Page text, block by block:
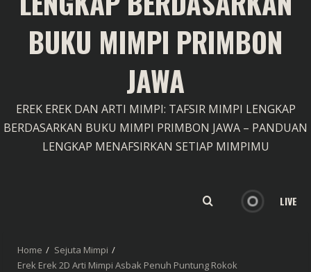
BUKU MIMPI PRIMBON
JAWA
EREK EREK DAN ARTI MIMPI: TAFSIR MIMPI LENGKAP
BERDASARKAN BUKU MIMPI PRIMBON JAWA – PANDUAN
LENGKAP MENAFSIRKAN SETIAP MIMPIMU
LIVE
Home
Sejuta Mimpi
Erek Erek 2D Arti Mimpi Asbak Penuh Puntung Rokok